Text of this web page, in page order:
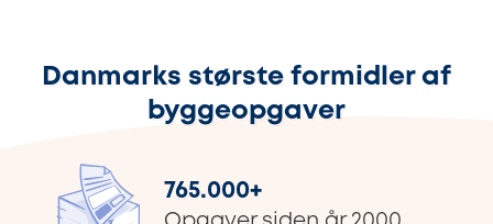
Danmarks største formidler af
byggeopgaver
765.000+